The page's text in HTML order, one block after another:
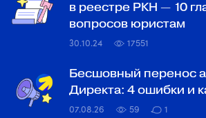
в реестре РКН — 10
вопросов юристам
30.10.24 17551
Бесшовный перенос
Директа: 4 ошибки и
07.08.26 59 1